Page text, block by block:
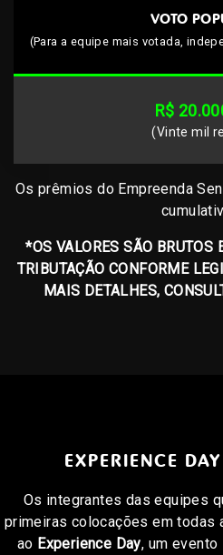
VOTO
(Para a equipe mais votada,
R$
(Vinte mil
Os prêmios do Empreenda
*OS VALORES SÃO BRUTOS
TRIBUTAÇÃO CONFORME
MAIS DETALHES,
EXPERIENCE
Os integrantes das equipes
primeiras colocações em todas
ao Experience Day, um